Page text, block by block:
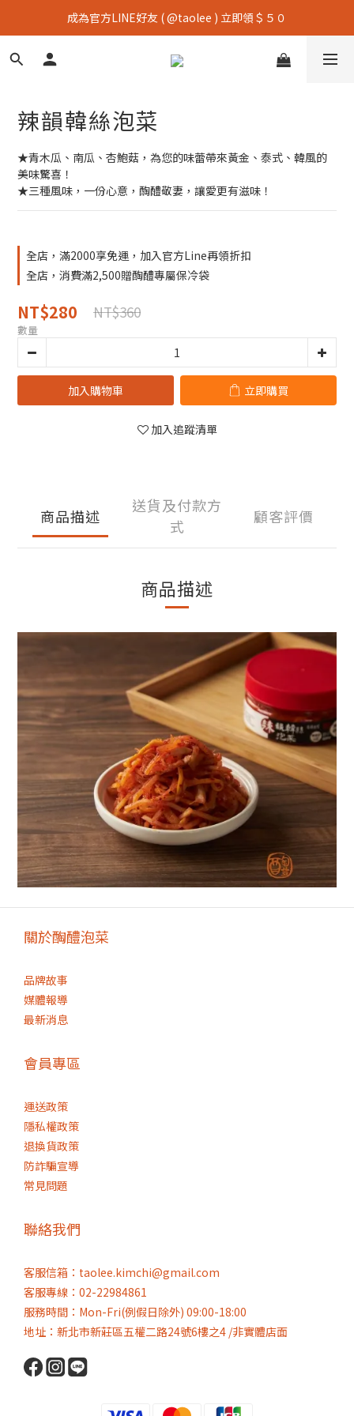
成為官方LINE好友 ( @taolee ) 立即領＄５０
辣韻韓絲泡菜
★青木瓜、南瓜、杏鮑菇，為您的味蕾帶來黃金、泰式、韓風的
美味驚喜！
★三種風味，一份心意，醄醴敬妻，讓愛更有滋味！
全店，滿2000享免運，加入官方Line再領折扣
全店，消費滿2,500贈醄醴專屬保冷袋
NT$280 NT$360
數量
加入購物車 立即購買
加入追蹤清單
商品描述
送貨及付款方
式
顧客評價
商品描述
關於醄醴泡菜
品牌故事
媒體報導
最新消息
會員專區
運送政策
隱私權政策
退換貨政策
防詐騙宣導
常見問題
聯絡我們
客服信箱：taolee.kimchi@gmail.com
客服專線：02-22984861
服務時間：Mon-Fri(例假日除外) 09:00-18:00
地址：新北市新莊區五權二路24號6樓之4 /非實體店面